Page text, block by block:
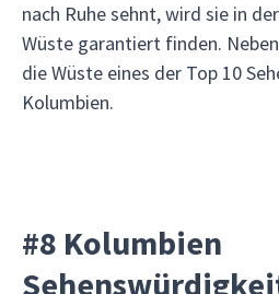
nach Ruhe sehnt, wird sie in
Wüste garantiert finden.
die Wüste eines der Top 10
Kolumbien.
#8 Kolumbien